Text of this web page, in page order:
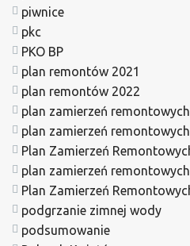
piwnice
pkc
PKO BP
plan remontów 2021
plan remontów 2022
plan zamierzeń remontowych
plan zamierzeń
Plan Zamierzeń
plan zamierzeń
Plan Zamierzeń
podgrzanie zimnej wody
podsumowanie